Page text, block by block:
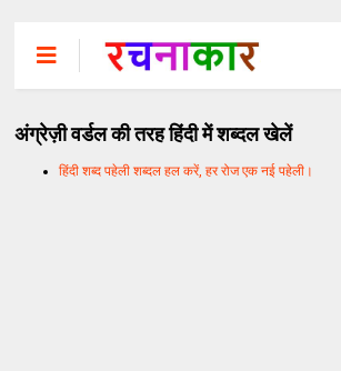
अंग्रेज़ी वर्डल की तरह हिंदी में शब्दल खेलें
हिंदी शब्द पहेली शब्दल हल करें, हर रोज एक नई पहेली।